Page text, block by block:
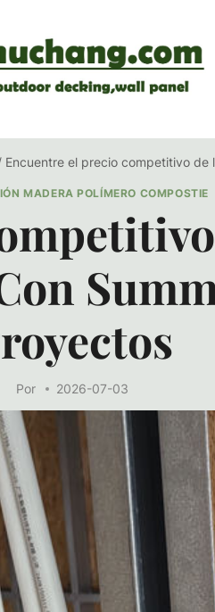
Encuentre el precio competitivo
MADERA POLÍMERO COMPOSTIE
Por 2026-07-03